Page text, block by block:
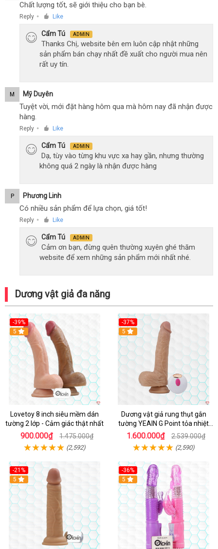
Chất lượng tốt, sẽ giới thiệu cho bạn bè.
Reply ● Like
Cẩm Tú ADMIN
Thanks Chị, website bên em luôn cập nhật những
sản phẩm bán chạy nhất đề xuất cho người mua nên
rất uy tín.
M Mỹ Duyên
Tuyệt vời, mới đặt hàng hôm qua mà hôm nay đã nhận được
hàng.
Reply ● Like
Cẩm Tú ADMIN
Dạ, tùy vào từng khu vực xa hay gần, nhưng thường
không quá 2 ngày là nhận được hàng
P Phương Linh
Có nhiều sản phẩm để lựa chọn, giá tốt!
Reply ● Like
Cẩm Tú ADMIN
Cảm ơn bạn, đừng quên thường xuyên ghé thăm
website để xem những sản phẩm mới nhất nhé.
Dương vật giả đa năng
-39%
Hot
5
Lovetoy 8 inch siêu mềm dán
tường 2 lớp - Cảm giác thật nhất
900.000₫ 1.475.000₫
(2,592)
-37%
5
Dương vật giả rung thụt gắn
tường YEAIN G Point tỏa nhiệt
điều khiển từ xa
1.600.000₫ 2.539.000₫
(2,590)
-21%
Hot
5
-36%
Hot
5